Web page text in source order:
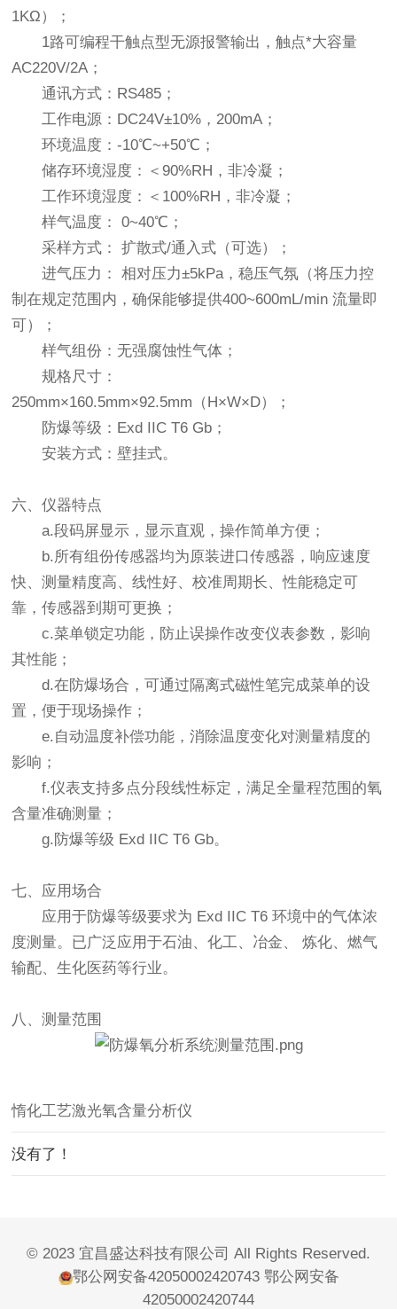
1KΩ）；
1路可编程干触点型无源报警输出，触点*大容量
AC220V/2A；
通讯方式：RS485；
工作电源：DC24V±10%，200mA；
环境温度：-10℃~+50℃；
储存环境湿度：＜90%RH，非冷凝；
工作环境湿度：＜100%RH，非冷凝；
样气温度： 0~40℃；
采样方式： 扩散式/通入式（可选）；
进气压力： 相对压力±5kPa，稳压气氛（将压力控
制在规定范围内，确保能够提供400~600mL/min 流量即
可）；
样气组份：无强腐蚀性气体；
规格尺寸：
250mm×160.5mm×92.5mm（H×W×D）；
防爆等级：Exd IIC T6 Gb；
安装方式：壁挂式。
六、仪器特点
a.段码屏显示，显示直观，操作简单方便；
b.所有组份传感器均为原装进口传感器，响应速度
快、测量精度高、线性好、校准周期长、性能稳定可
靠，传感器到期可更换；
c.菜单锁定功能，防止误操作改变仪表参数，影响
其性能；
d.在防爆场合，可通过隔离式磁性笔完成菜单的设
置，便于现场操作；
e.自动温度补偿功能，消除温度变化对测量精度的
影响；
f.仪表支持多点分段线性标定，满足全量程范围的氧
含量准确测量；
g.防爆等级 Exd IIC T6 Gb。
七、应用场合
应用于防爆等级要求为 Exd IIC T6 环境中的气体浓
度测量。已广泛应用于石油、化工、冶金、 炼化、燃气
输配、生化医药等行业。
八、测量范围
惰化工艺激光氧含量分析仪
没有了！
© 2023 宜昌盛达科技有限公司 All Rights Reserved.
鄂公网安备42050002420743 鄂公网安备
42050002420744